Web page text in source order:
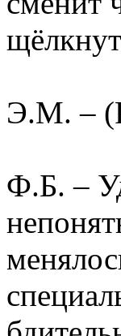
Э.М. –
Ф.Б. –